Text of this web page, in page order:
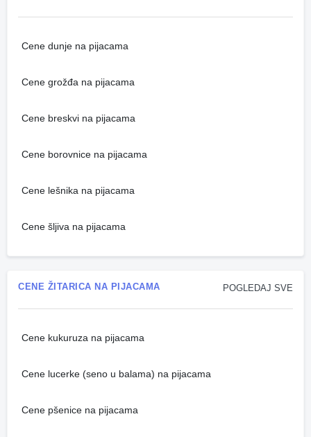
Cene dunje na pijacama
Cene grožđa na pijacama
Cene breskvi na pijacama
Cene borovnice na pijacama
Cene lešnika na pijacama
Cene šljiva na pijacama
POGLEDAJ SVE
CENE ŽITARICA NA PIJACAMA
Cene kukuruza na pijacama
Cene lucerke (seno u balama) na pijacama
Cene pšenice na pijacama